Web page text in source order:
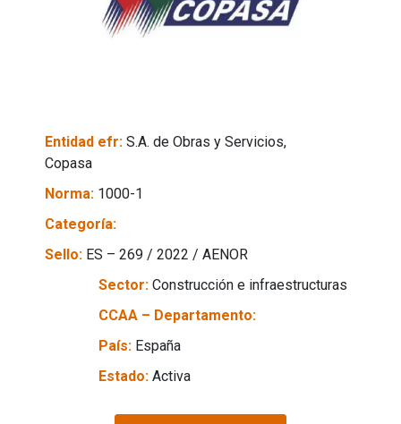
Entidad efr: S.A. de Obras y Servicios,
Copasa
Norma: 1000-1
Categoría:
Sello: ES – 269 / 2022 / AENOR
Sector: Construcción e infraestructuras
CCAA – Departamento:
País: España
Estado: Activa